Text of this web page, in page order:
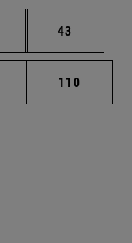
Páginas intermedias
Página
43
Páginas intermedias
Página
110